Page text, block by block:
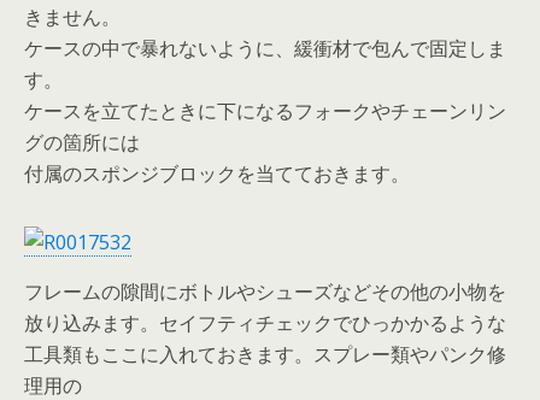
きません。
ケースの中で暴れないように、緩衝材で包んで固定しま
す。
ケースを立てたときに下になるフォークやチェーンリン
グの箇所には
付属のスポンジブロックを当てておきます。
フレームの隙間にボトルやシューズなどその他の小物を
放り込みます。セイフティチェックでひっかかるような
工具類もここに入れておきます。スプレー類やパンク修
理用の